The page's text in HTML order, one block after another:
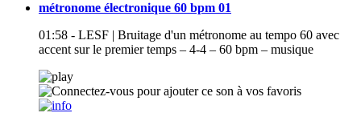
métronome électronique 60 bpm 01
01:58 - LESF | Bruitage d'un métronome au tempo 60 avec
accent sur le premier temps – 4-4 – 60 bpm – musique